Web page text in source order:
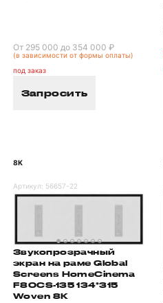
От 295 000 до 354 000 ₽
(в зависимости от формы оплаты)
под заказ
Запросить
8K
Артикул: 56657-22
Звукопрозрачный
экран на раме Global
Screens HomeCinema
F80CS-135 134*315
Woven 8K